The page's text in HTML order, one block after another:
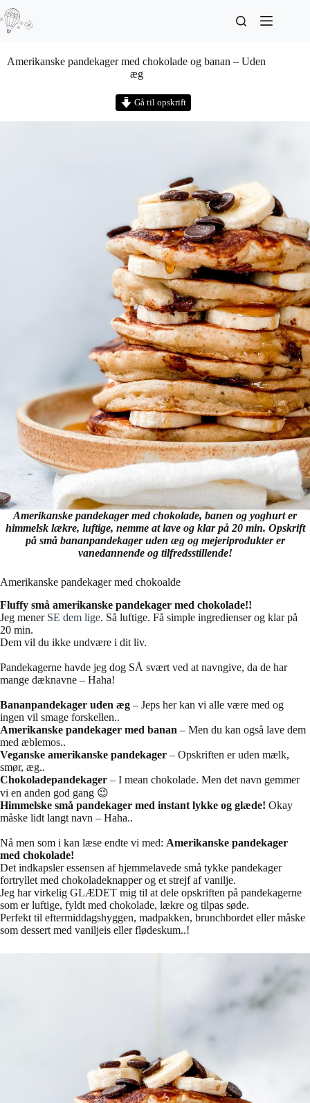
Amerikanske pandekager med chokolade og banan – Uden
æg
Gå til opskrift
Amerikanske pandekager med chokolade, banen og yoghurt er
himmelsk lækre, luftige, nemme at lave og klar på 20 min. Opskrift
på små bananpandekager uden æg og mejeriprodukter er
vanedannende og tilfredsstillende!
Amerikanske pandekager med chokoalde
Fluffy små amerikanske pandekager med chokolade!!
Jeg mener SE dem lige. Så luftige. Få simple ingredienser og klar på
20 min.
Dem vil du ikke undvære i dit liv.
Pandekagerne havde jeg dog SÅ svært ved at navngive, da de har
mange dæknavne – Haha!
Bananpandekager uden æg – Jeps her kan vi alle være med og
ingen vil smage forskellen..
Amerikanske pandekager med banan – Men du kan også lave dem
med æblemos..
Veganske amerikanske pandekager – Opskriften er uden mælk,
smør, æg..
Chokoladepandekager – I mean chokolade. Men det navn gemmer
vi en anden god gang 😉
Himmelske små pandekager med instant lykke og glæde! Okay
måske lidt langt navn – Haha..
Nå men som i kan læse endte vi med: Amerikanske pandekager
med chokolade!
Det indkapsler essensen af hjemmelavede små tykke pandekager
fortryllet med chokoladeknapper og et strejf af vanilje.
Jeg har virkelig GLÆDET mig til at dele opskriften på pandekagerne
som er luftige, fyldt med chokolade, lækre og tilpas søde.
Perfekt til eftermiddagshyggen, madpakken, brunchbordet eller måske
som dessert med vaniljeis eller flødeskum..!